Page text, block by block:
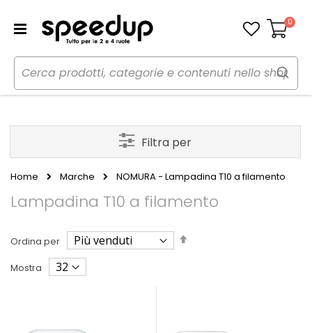
Carrello
0
Home Marche NOMURA - Lampadina T10 a filamento
Lampadina T10 a filamento
Ordina per
Imposta
Mostra
Filtra per